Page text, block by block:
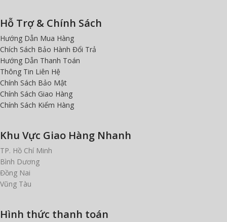
Hỗ Trợ & Chính Sách
Hướng Dẫn Mua Hàng
Chích Sách Bảo Hành Đổi Trả
Hướng Dẫn Thanh Toán
Thông Tin Liên Hệ
Chính Sách Bảo Mật
Chính Sách Giao Hàng
Chính Sách Kiểm Hàng
Khu Vực Giao Hàng Nhanh
TP. Hồ Chí Minh
Bình Dương
Đồng Nai
Vũng Tàu
Hình thức thanh toán